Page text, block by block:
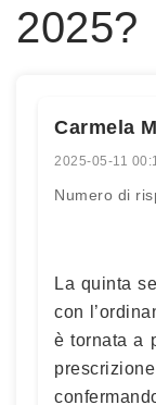
2025?
Carmela
2025-05-11
Numero di
La quinta
con
è tornata a